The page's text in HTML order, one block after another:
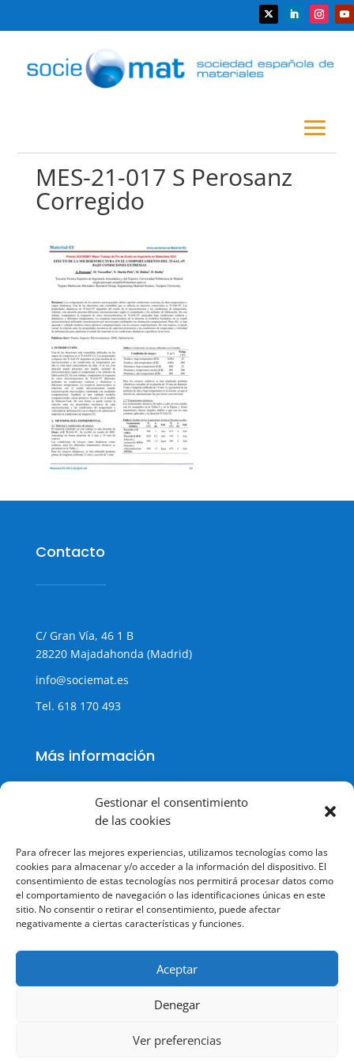
Gestionar el consentimiento
de las cookies
Para ofrecer las mejores experiencias, utilizamos tecnologías como las
cookies para almacenar y/o acceder a la información del dispositivo. El
consentimiento de estas tecnologías nos permitirá procesar datos como
el comportamiento de navegación o las identificaciones únicas en este
sitio. No consentir o retirar el consentimiento, puede afectar
negativamente a ciertas características y funciones.
Aceptar
Denegar
Ver preferencias
MES-21-017 S Perosanz
Corregido
Contacto
C/ Gran Vía, 46 1 B
28220 Majadahonda (Madrid)
info@sociemat.es
Tel. 618 170 493
Más información
Política de Privacidad
Aviso legal
Terminos y condiciones
© Todos los derechos reservados.